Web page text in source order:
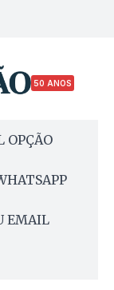
50 ANOS
OPÇÃO
EMAIL